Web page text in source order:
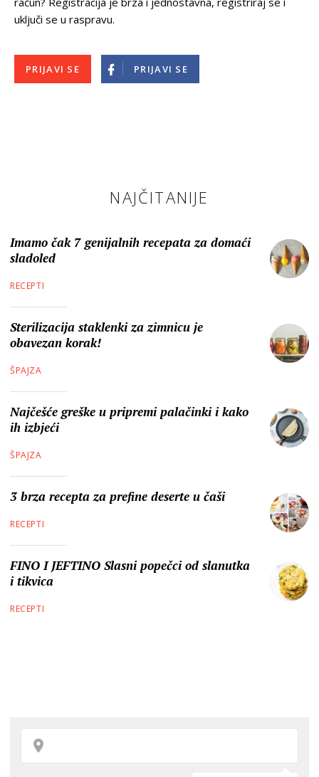
uključi se u raspravu.
PRIJAVI SE PRIJAVI SE
NAJČITANIJE
Imamo čak 7 genijalnih recepata za domaći
sladoled
RECEPTI
Sterilizacija staklenki za zimnicu je
obavezan korak!
ŠPAJZA
Najčešće greške u pripremi palačinki i kako
ih izbjeći
ŠPAJZA
3 brza recepta za prefine deserte u čaši
RECEPTI
FINO I JEFTINO Slasni popečci od slanutka
i tikvica
RECEPTI